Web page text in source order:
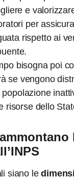
e
per
rispetto ai
bisogna poi
se vengono
risorse dello
siano le